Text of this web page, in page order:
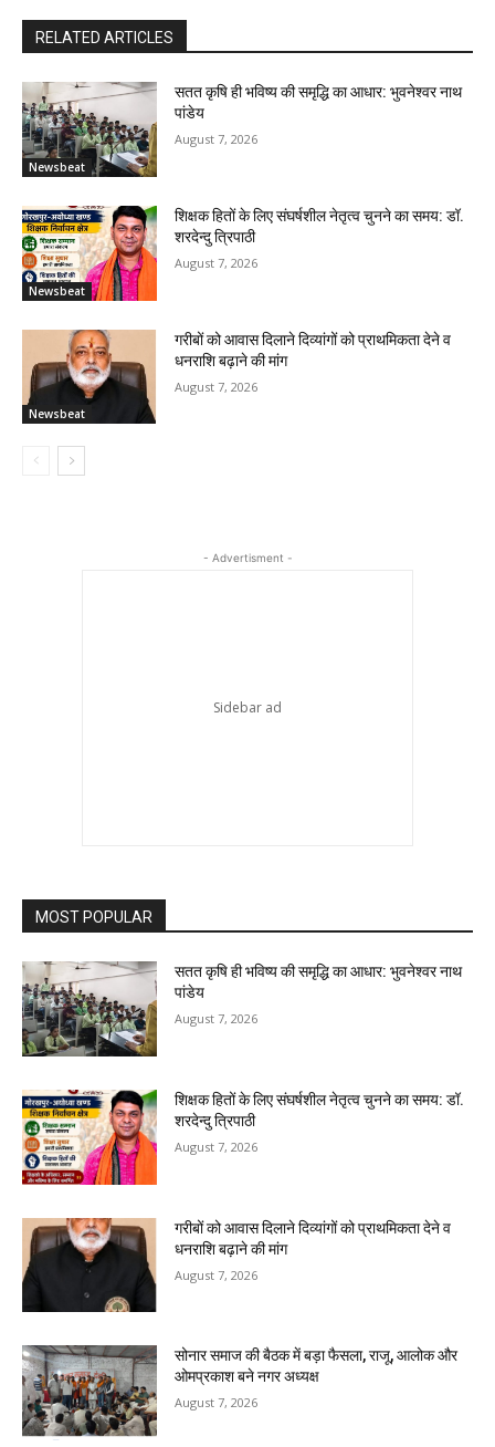
RELATED ARTICLES
Newsbeat
सतत कृषि ही भविष्य की समृद्धि का आधार: भुवनेश्वर नाथ
पांडेय
August 7, 2026
Newsbeat
शिक्षक हितों के लिए संघर्षशील नेतृत्व चुनने का समय: डॉ.
शरदेन्दु त्रिपाठी
August 7, 2026
Newsbeat
गरीबों को आवास दिलाने दिव्यांगों को प्राथमिकता देने व
धनराशि बढ़ाने की मांग
August 7, 2026
- Advertisment -
MOST POPULAR
सतत कृषि ही भविष्य की समृद्धि का आधार: भुवनेश्वर नाथ
पांडेय
August 7, 2026
शिक्षक हितों के लिए संघर्षशील नेतृत्व चुनने का समय: डॉ.
शरदेन्दु त्रिपाठी
August 7, 2026
गरीबों को आवास दिलाने दिव्यांगों को प्राथमिकता देने व
धनराशि बढ़ाने की मांग
August 7, 2026
सोनार समाज की बैठक में बड़ा फैसला, राजू, आलोक और
ओमप्रकाश बने नगर अध्यक्ष
August 7, 2026